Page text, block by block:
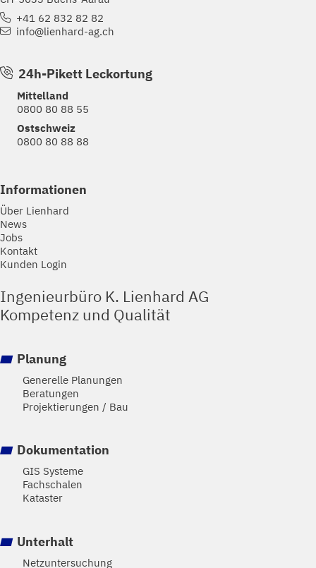
+41 62 832 82 82
info@lienhard-ag.ch
24h-Pikett Leckortung
Mittelland
0800 80 88 55
Ostschweiz
0800 80 88 88
Informationen
Über Lienhard
News
Jobs
Kontakt
Kunden Login
Ingenieurbüro K. Lienhard AG
Kompetenz und Qualität
Planung
Generelle Planungen
Beratungen
Projektierungen / Bau
Dokumentation
GIS Systeme
Fachschalen
Kataster
Unterhalt
Netzuntersuchung